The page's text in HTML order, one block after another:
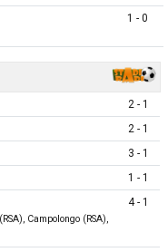
1 - 0
2 - 1
2 - 1
3 - 1
1 - 1
Campolongo (RSA),
4 - 1